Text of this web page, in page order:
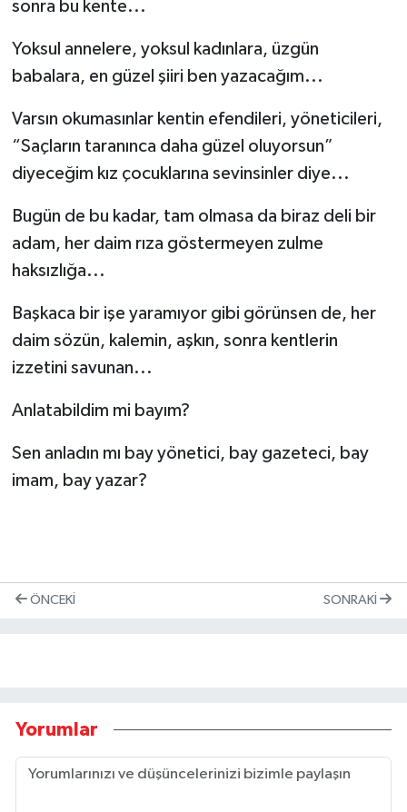
sonra bu kente...
Yoksul annelere, yoksul kadınlara, üzgün
babalara, en güzel şiiri ben yazacağım...
Varsın okumasınlar kentin efendileri, yöneticileri,
“Saçların taranınca daha güzel oluyorsun”
diyeceğim kız çocuklarına sevinsinler diye...
Bugün de bu kadar, tam olmasa da biraz deli bir
adam, her daim rıza göstermeyen zulme
haksızlığa...
Başkaca bir işe yaramıyor gibi görünsen de, her
daim sözün, kalemin, aşkın, sonra kentlerin
izzetini savunan...
Anlatabildim mi bayım?
Sen anladın mı bay yönetici, bay gazeteci, bay
imam, bay yazar?
ÖNCEKI SONRAKI
Yorumlar